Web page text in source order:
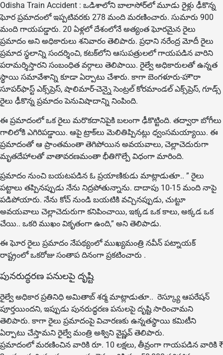
Odisha Train Accident : ఒడిశాలోని బాలాసోర్‌లో మూడు రైళ్లు ఢీకొన్న
ఘోర ప్రమాదంలో ఇప్పటివరకు 278 మంది మరణించారు. సుమారు 900
మంది గాయపడ్డారు. 20 ఏళ్లలో దేశంలోనే అత్యంత ఘోరమైన రైలు
ప్రమాదం అని అధికారులు శనివారం తెలిపారు. ప్రధాని నరేంద్ర మోదీ రైలు
ప్రమాద స్థలాన్ని సందర్శించి, కటక్‌లోని ఆసుపత్రులలో గాయపడిన వారిని
పరామర్శిస్తారని సంబంధిత వర్గాలు తెలిపాయి. రైల్వే అధికారులతో ఉన్నత
స్థాయి సమావేశాన్ని కూడా ఏర్పాటు చేశారు. కాగా బెంగళూరు-హౌరా
సూపర్‌ఫాస్ట్ ఎక్స్‌ప్రెస్, షాలిమార్-చెన్నై సెంట్రల్ కోరమాండల్ ఎక్స్‌ప్రెస్, గూడ్స్
రైలు ఢీకొన్న ప్రమాదం పెనువిషాదాన్ని నింపింది.
ఈ ప్రమాదంలో ఒక రైలు మరొకదానిపైకి బలంగా ఢీకొట్టింది. తద్వారా బోగీలు
గాలిలోకి ఎగిరిపడ్డాయి. ఆపై ట్రాక్‌లు మెలితిప్పినట్లు ధ్వంసమయ్యాయి. ఈ
ప్రమాదంతో ఆ ప్రాంతమంతా తెగిపోయిన అవయవాలు, చెల్లాచెదురుగా
మృతదేహాలతో వాతావరణమంతా భీతిగొల్పే విధంగా మారింది.
ప్రమాదం నుంచి బయటపడిన ఓ ప్రయాణికుడు మాట్లాడుతూ.. ” రైలు
పట్టాలు తప్పినప్పుడు నేను నిద్రపోతున్నాను. దాదాపు 10-15 మంది నాపై
పడిపోయారు. నేను కోచ్ నుండి బయటికి వచ్చినప్పుడు, చుట్టూ
అవయవాలు చెల్లాచెదురుగా కనిపించాయి, ఇక్కడ ఒక కాలు, అక్కడ ఒక
చేయి.. ఒకరి ముఖం వికృతంగా ఉంది,” అని తెలిపాడు.
ఈ ఘోర రైలు ప్రమాదం నేపథ్యంలో ముఖ్యమంత్రి నవీన్ పట్నాయక్
రాష్ట్రంలో ఒకరోజు సంతాప దినంగా ప్రకటించారు .
పునరుద్ధరణ పనులపై దృష్టి
రైల్వే అధికార ప్రతినిధి అమితాబ్ శర్మ మాట్లాడుతూ.. రెస్క్యూ ఆపరేషన్
పూర్తయిందని, ఇప్పుడు పునరుద్ధరణ పనులపై దృష్టి సారించామని
తెలిపారు. కాగా రైలు ప్రమాదంపై విచారణకు ఉన్నతస్థాయి కమిటీని
ఏర్పాటు చేస్తామని రైల్వే మంత్రి అశ్విని వైష్ణవ్ తెలిపారు.
ప్రమాదంలో మరణించిన వారికి రూ. 10 లక్షలు, తీవ్రంగా గాయపడిన వారికి ₹